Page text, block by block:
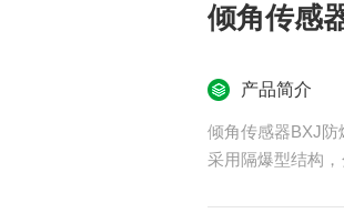
倾角传感
产品简介
倾角传感器BXJ防
采用隔爆型结构